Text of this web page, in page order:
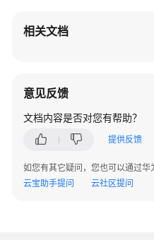
用
Android
SDK
iOS/macOS
SDK
相关文档
意见反馈
文档内容是否对您有帮助？
提供反馈
如您有其它疑问，您也可以通过
云宝助手提问
云社区提问